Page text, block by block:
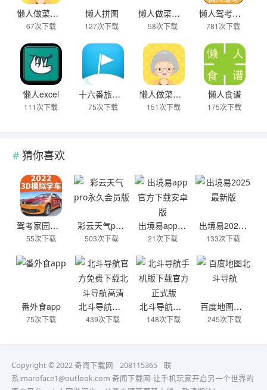
懒人做菜手机版
67次下载
懒人拼图
127次下载
懒人做菜免费版本
58次下载
懒人驾考下载安装最新版
781次下载
懒人excel
111次下载
十六番旅行懒人地图
75次下载
懒人做菜安卓版
151次下载
懒人食谱
175次下载
猜你喜欢
驾考家园免费版
55次下载
彩云天气pro永久会员版
503次下载
出境易app官方下载安卓版
21次下载
出境易2025最新版
133次下载
番外食app
75次下载
北斗导航官方免费下载北斗导航高清
439次下载
北斗导航手机版下载官方正式版
148次下载
百度地图北斗导航
245次下载
Copyright © 2022 奇闻下载网 208115365
联
系:maroface1@outlook.com 奇闻下载网-让手机玩家开启另一个世界的